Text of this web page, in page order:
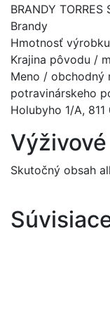
BRANDY TORRES
Brandy
Hmotnosť
Krajina pôvodu /
Meno / obchodný
potravinárskeho
Holubyho 1/A,
Skutočný obsah